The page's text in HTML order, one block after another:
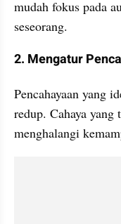
mudah fokus pada
seseorang.
2. Mengatur
Pencahayaan yang
redup. Cahaya yang
menghalangi